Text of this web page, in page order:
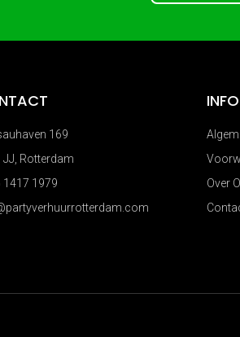
169
JJ, Rotterdam
1417 1979
Over